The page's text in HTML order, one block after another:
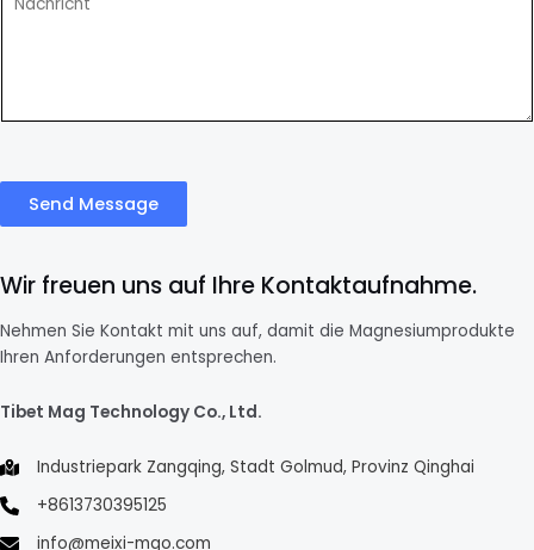
Send Message
Wir freuen uns auf Ihre Kontaktaufnahme.
Nehmen Sie Kontakt mit uns auf, damit die Magnesiumprodukte
Ihren Anforderungen entsprechen.
Tibet Mag Technology Co., Ltd.
Industriepark Zangqing, Stadt Golmud, Provinz Qinghai
+8613730395125
info@meixi-mgo.com